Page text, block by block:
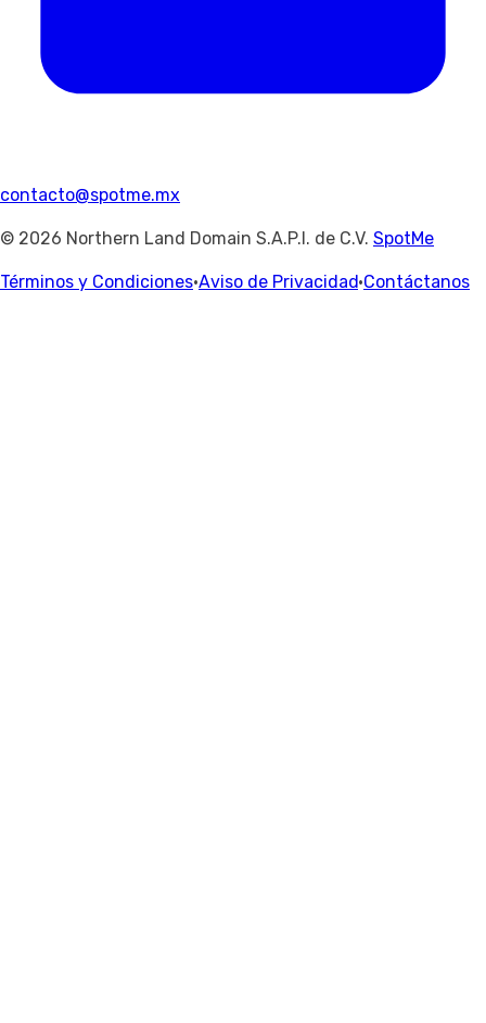
contacto@spotme.mx
© 2026 Northern Land Domain S.A.P.I. de C.V. SpotMe
Términos y Condiciones·Aviso de Privacidad·Contáctanos